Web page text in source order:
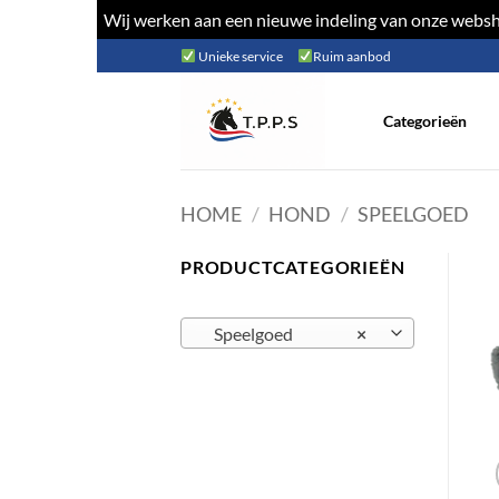
Wij werken aan een nieuwe indeling van onze
naar
Unieke service Ruim aanbod
Categorieën
HOME / HOND / SPEELGOED
PRODUCTCATEGORIEËN
×
Speelgoed